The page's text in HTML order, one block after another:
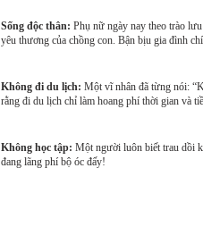
Sống độc thân: Phụ nữ ngày nay theo trào
yêu thương của chồng con. Bận bịu gia đình
Không đi du lịch: Một vĩ nhân đã từng nói:
rằng đi du lịch chỉ làm hoang phí thời gian và
Không học tập: Một người luôn biết trau dồi
đang lãng phí bộ óc đấy!